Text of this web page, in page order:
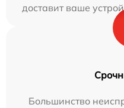
доставит ваше
Большинство